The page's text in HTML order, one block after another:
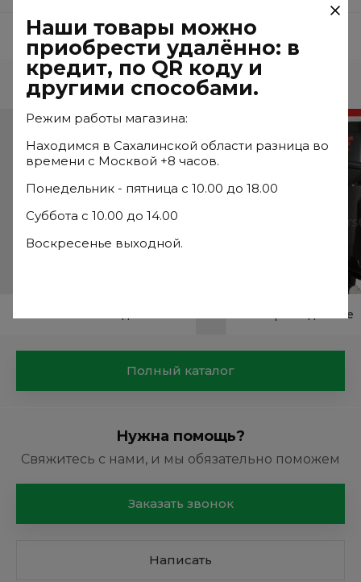
Отзывы
Часто ищут
Моторы лодочные
Полный каталог
Нужна помощь?
Свяжитесь с нами, и мы обязательно поможем
Заказать звонок
Написать
Наши товары можно
приобрести удалённо: в
кредит, по QR коду и
другими способами.
Режим работы магазина:
Находимся в Сахалинской области разница во
времени с Москвой +8 часов.
Понедельник - пятница с 10.00 до 18.00
Суббота с 10.00 до 14.00
Воскресенье выходной.